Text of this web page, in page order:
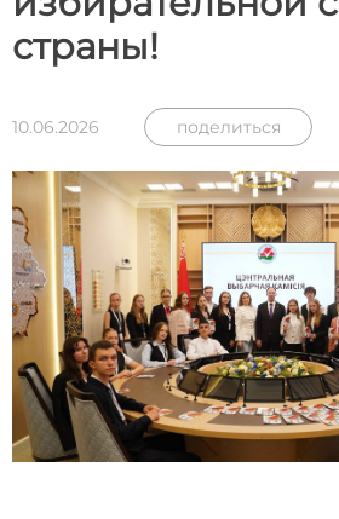
страны!
10.06.2026 поделиться